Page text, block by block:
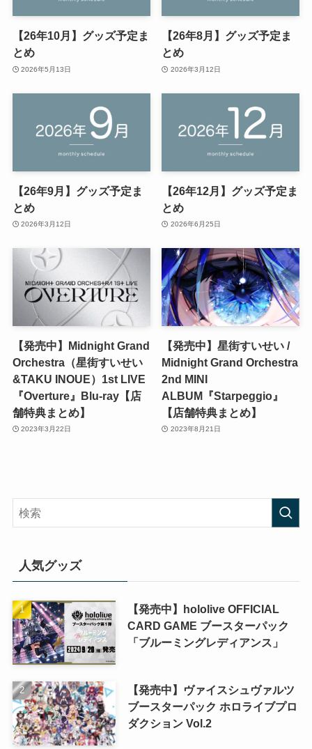
【26年10月】グッズ予定ま
とめ
2026年5月13日
【26年8月】グッズ予定ま
とめ
2026年3月12日
【26年9月】グッズ予定ま
とめ
2026年3月12日
【26年12月】グッズ予定ま
とめ
2026年6月25日
【発売中】Midnight Grand
Orchestra（星街すいせい
&TAKU INOUE）1st LIVE
『Overture』Blu-ray【店
舗特典まとめ】
2023年3月22日
【発売中】星街すいせい /
Midnight Grand Orchestra
2nd MINI
ALBUM『Starpeggio』
【店舗特典まとめ】
2023年8月21日
人気グッズ
【発売中】hololive OFFICIAL
CARD GAME ブースターパック
「ブルーミングレディアンス」
【発売中】ヴァイスシュヴァルツ
ブースターパック ホロライブプロ
ダクション Vol.2